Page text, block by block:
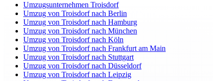
Umzugsunternehmen Troisdorf
Umzug von Troisdorf nach Berlin
Umzug von Troisdorf nach Hamburg
Umzug von Troisdorf nach München
Umzug von Troisdorf nach Köln
Umzug von Troisdorf nach Frankfurt am Main
Umzug von Troisdorf nach Stuttgart
Umzug von Troisdorf nach Düsseldorf
Umzug von Troisdorf nach Leipzig